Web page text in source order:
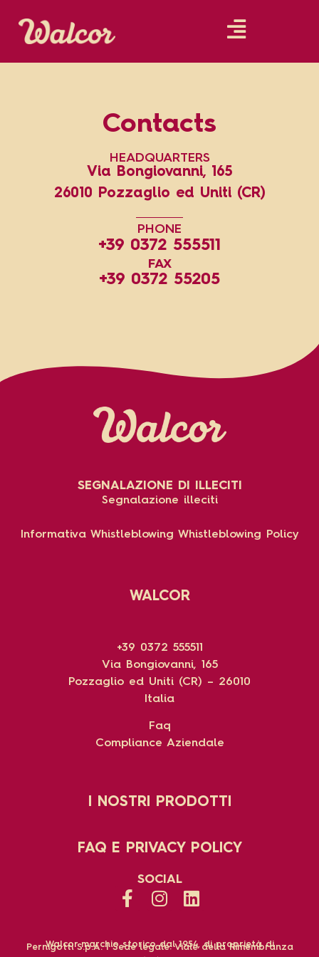
Contacts
HEADQUARTERS
Via Bongiovanni, 165
26010 Pozzaglio ed Uniti (CR)
PHONE
+39 0372 555511
FAX
+39 0372 55205
SEGNALAZIONE DI ILLECITI
Segnalazione illeciti
Informativa Whistleblowing Whistleblowing Policy
WALCOR
+39 0372 555511
Via Bongiovanni, 165
Pozzaglio ed Uniti (CR) – 26010
Italia
Faq
Compliance Aziendale
I NOSTRI PRODOTTI
FAQ E PRIVACY POLICY
SOCIAL
Walcor marchio storico dal 1954, di proprietà di
Pernigotti S.p.A. | Sede legale: Viale della Rimembranza